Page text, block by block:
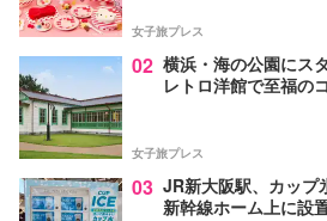
女子旅プレス
02 横浜・海の公園にス
レトロ洋館で至福の
女子旅プレス
03 JR新大阪駅、カップ
新幹線ホーム上に設